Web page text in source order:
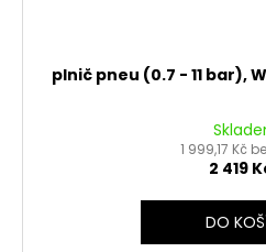
plnič pneu (0.7 - 11 bar),
1 999,17 Kč
2 419
DO